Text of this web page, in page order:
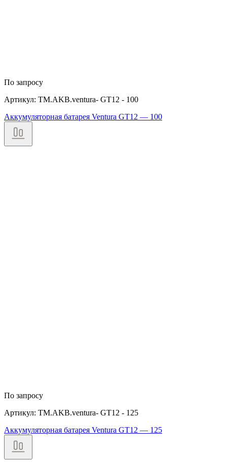
По запросу
Артикул: TM.AKB.ventura- GT12 - 100
Аккумуляторная батарея Ventura GT12 — 100
По запросу
Артикул: TM.AKB.ventura- GT12 - 125
Аккумуляторная батарея Ventura GT12 — 125